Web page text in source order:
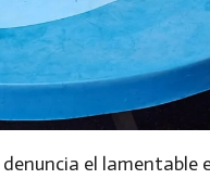
el lamentable